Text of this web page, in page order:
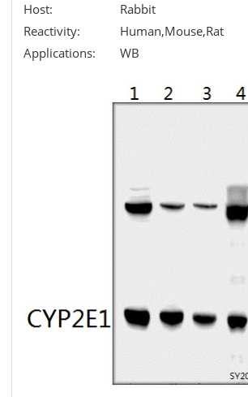
Host:
Rabbit
Reactivity:
Human,Mouse,Rat
Applications:
WB